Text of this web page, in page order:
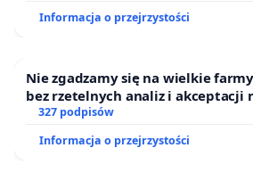
Puszczy Knyszyńskiej
Informacja o przejrzystości
Nie zgadzamy się na wielkie
bez rzetelnych analiz i akceptacji
327 podpisów
Informacja o przejrzystości